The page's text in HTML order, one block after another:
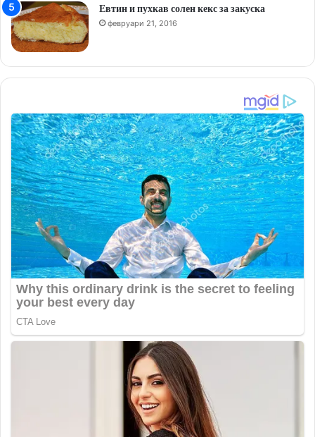
Евтин и пухкав солен кекс за закуска
февруари 21, 2016